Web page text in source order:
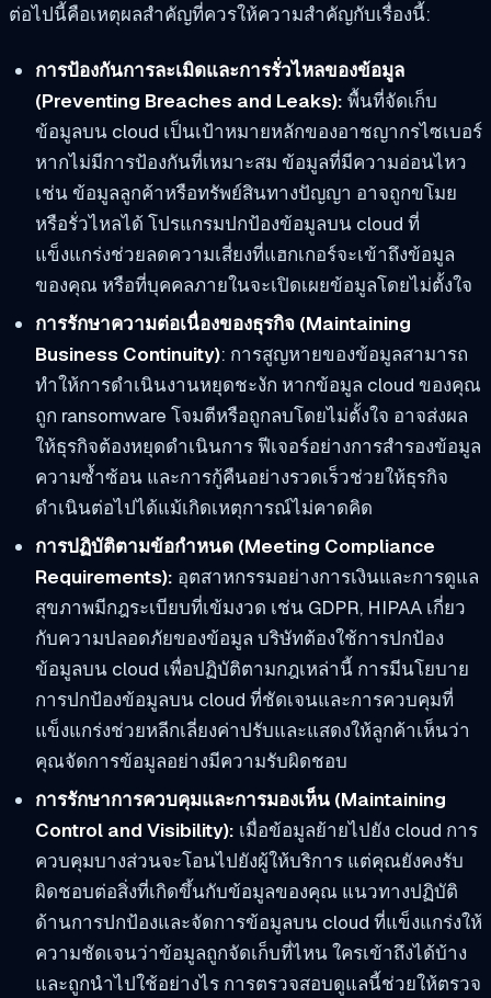
ต่อไปนี้คือเหตุผลสำคัญที่ควรให้ความสำคัญกับเรื่องนี้:
การป้องกันการละเมิดและการรั่วไหลของข้อมูล
(Preventing Breaches and Leaks): พื้นที่จัดเก็บ
ข้อมูลบน cloud เป็นเป้าหมายหลักของอาชญากรไซเบอร์
หากไม่มีการป้องกันที่เหมาะสม ข้อมูลที่มีความอ่อนไหว
เช่น ข้อมูลลูกค้าหรือทรัพย์สินทางปัญญา อาจถูกขโมย
หรือรั่วไหลได้ โปรแกรมปกป้องข้อมูลบน cloud ที่
แข็งแกร่งช่วยลดความเสี่ยงที่แฮกเกอร์จะเข้าถึงข้อมูล
ของคุณ หรือที่บุคคลภายในจะเปิดเผยข้อมูลโดยไม่ตั้งใจ
การรักษาความต่อเนื่องของธุรกิจ (Maintaining
Business Continuity): การสูญหายของข้อมูลสามารถ
ทำให้การดำเนินงานหยุดชะงัก หากข้อมูล cloud ของคุณ
ถูก ransomware โจมตีหรือถูกลบโดยไม่ตั้งใจ อาจส่งผล
ให้ธุรกิจต้องหยุดดำเนินการ ฟีเจอร์อย่างการสำรองข้อมูล
ความซ้ำซ้อน และการกู้คืนอย่างรวดเร็วช่วยให้ธุรกิจ
ดำเนินต่อไปได้แม้เกิดเหตุการณ์ไม่คาดคิด
การปฏิบัติตามข้อกำหนด (Meeting Compliance
Requirements): อุตสาหกรรมอย่างการเงินและการดูแล
สุขภาพมีกฎระเบียบที่เข้มงวด เช่น GDPR, HIPAA เกี่ยว
กับความปลอดภัยของข้อมูล บริษัทต้องใช้การปกป้อง
ข้อมูลบน cloud เพื่อปฏิบัติตามกฎเหล่านี้ การมีนโยบาย
การปกป้องข้อมูลบน cloud ที่ชัดเจนและการควบคุมที่
แข็งแกร่งช่วยหลีกเลี่ยงค่าปรับและแสดงให้ลูกค้าเห็นว่า
คุณจัดการข้อมูลอย่างมีความรับผิดชอบ
การรักษาการควบคุมและการมองเห็น (Maintaining
Control and Visibility): เมื่อข้อมูลย้ายไปยัง cloud การ
ควบคุมบางส่วนจะโอนไปยังผู้ให้บริการ แต่คุณยังคงรับ
ผิดชอบต่อสิ่งที่เกิดขึ้นกับข้อมูลของคุณ แนวทางปฏิบัติ
ด้านการปกป้องและจัดการข้อมูลบน cloud ที่แข็งแกร่งให้
ความชัดเจนว่าข้อมูลถูกจัดเก็บที่ไหน ใครเข้าถึงได้บ้าง
และถูกนำไปใช้อย่างไร การตรวจสอบดูแลนี้ช่วยให้ตรวจ